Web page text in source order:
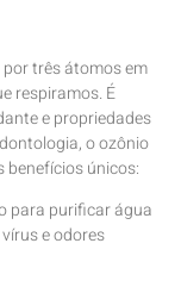
três átomos em
respiramos. É
e propriedades
o ozônio
benefícios únicos:
para purificar água
e odores